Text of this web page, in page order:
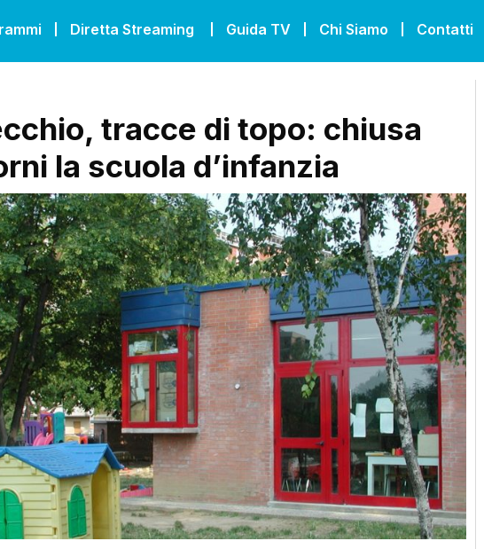
Diretta Streaming Guida TV Chi Siamo Contatti
tracce di topo: chiusa
la scuola d’infanzia